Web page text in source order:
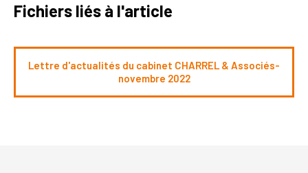
Fichiers liés à l'article
Lettre d'actualités du cabinet CHARREL & Associés-
novembre 2022